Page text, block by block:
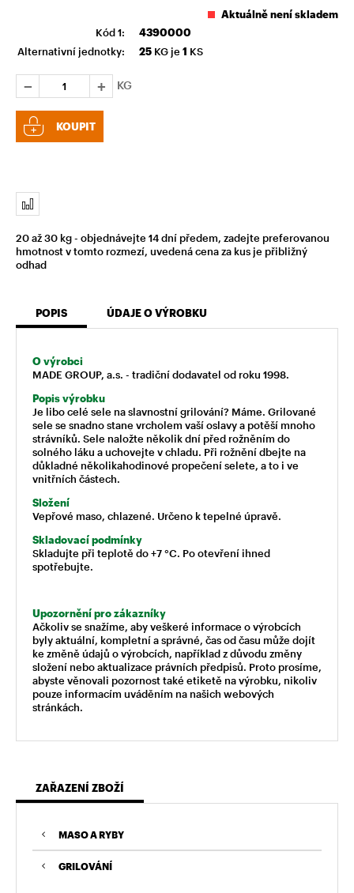
Aktuálně není skladem
Kód 1:
4390000
Alternativní jednotky:
25 KG je 1 KS
KG
KOUPIT
20 až 30 kg - objednávejte 14 dní předem, zadejte preferovanou
hmotnost v tomto rozmezí, uvedená cena za kus je přibližný
odhad
POPIS ÚDAJE O VÝROBKU
O výrobci
MADE GROUP, a.s. - tradiční dodavatel od roku 1998.
Popis výrobku
Je libo celé sele na slavnostní grilování? Máme. Grilované
sele se snadno stane vrcholem vaší oslavy a potěší mnoho
strávníků. Sele naložte několik dní před rožněním do
solného láku a uchovejte v chladu. Při rožnění dbejte na
důkladné několikahodinové propečení selete, a to i ve
vnitřních částech.
Složení
Vepřové maso, chlazené. Určeno k tepelné úpravě.
Skladovací podmínky
Skladujte při teplotě do +7 °C. Po otevření ihned
spotřebujte.
Upozornění pro zákazníky
Ačkoliv se snažíme, aby veškeré informace o výrobcích
byly aktuální, kompletní a správné, čas od času může dojít
ke změně údajů o výrobcích, například z důvodu změny
složení nebo aktualizace právních předpisů. Proto prosíme,
abyste věnovali pozornost také etiketě na výrobku, nikoliv
pouze informacím uváděním na našich webových
stránkách.
ZAŘAZENÍ ZBOŽÍ
MASO A RYBY
GRILOVÁNÍ